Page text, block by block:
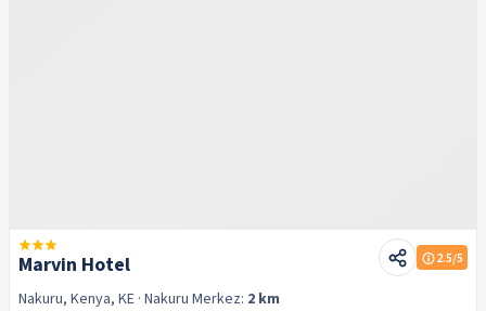
Marvin Hotel 2.5/5
Nakuru, Kenya, KE · Nakuru Merkez: 2 km